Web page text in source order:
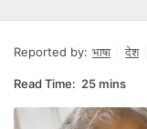
Reported by: भाषा देश
Read Time: 25 mins